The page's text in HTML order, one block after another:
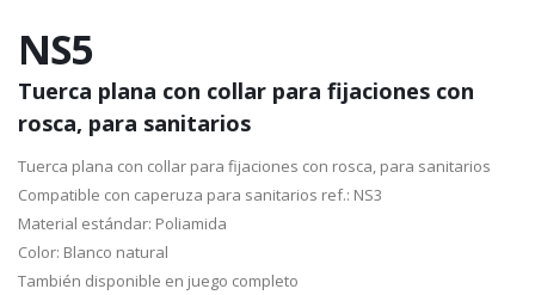
NS5
Tuerca plana con collar para fijaciones con
rosca, para sanitarios
Tuerca plana con collar para fijaciones con rosca, para sanitarios
Compatible con caperuza para sanitarios ref.: NS3
Material estándar: Poliamida
Color: Blanco natural
También disponible en juego completo